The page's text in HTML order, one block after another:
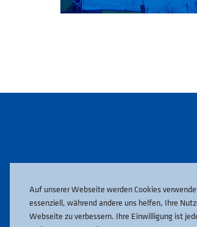
Auf unserer Webseite werden Cookies
essenziell, während andere uns helfen, Ihre
Webseite zu verbessern. Ihre Einwilligung ist